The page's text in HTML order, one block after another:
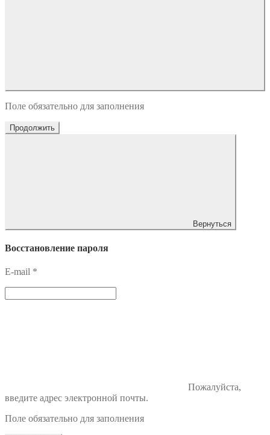
Поле обязательно для заполнения
Продолжить
Вернуться
Восстановление пароля
E-mail *
Пожалуйста,
введите адрес электронной почты.
Поле обязательно для заполнения